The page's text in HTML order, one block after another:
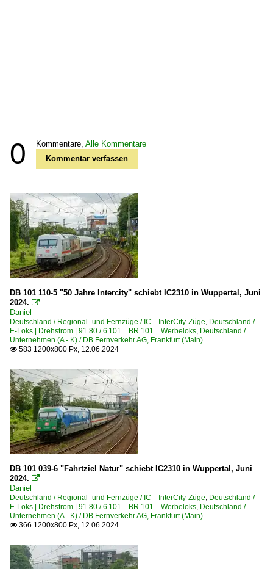
0 Kommentare, Alle Kommentare
Kommentar verfassen
DB 101 110-5 "50 Jahre Intercity" schiebt IC2310 in Wuppertal, Juni
2024. 
Daniel
Deutschland / Regional- und Fernzüge / IC InterCity-Züge, Deutschland /
E-Loks | Drehstrom | 91 80 / 6 101 BR 101 Werbeloks, Deutschland /
Unternehmen (A - K) / DB Fernverkehr AG, Frankfurt (Main)
 583 1200x800 Px, 12.06.2024
DB 101 039-6 "Fahrtziel Natur" schiebt IC2310 in Wuppertal, Juni
2024. 
Daniel
Deutschland / Regional- und Fernzüge / IC InterCity-Züge, Deutschland /
E-Loks | Drehstrom | 91 80 / 6 101 BR 101 Werbeloks, Deutschland /
Unternehmen (A - K) / DB Fernverkehr AG, Frankfurt (Main)
 366 1200x800 Px, 12.06.2024